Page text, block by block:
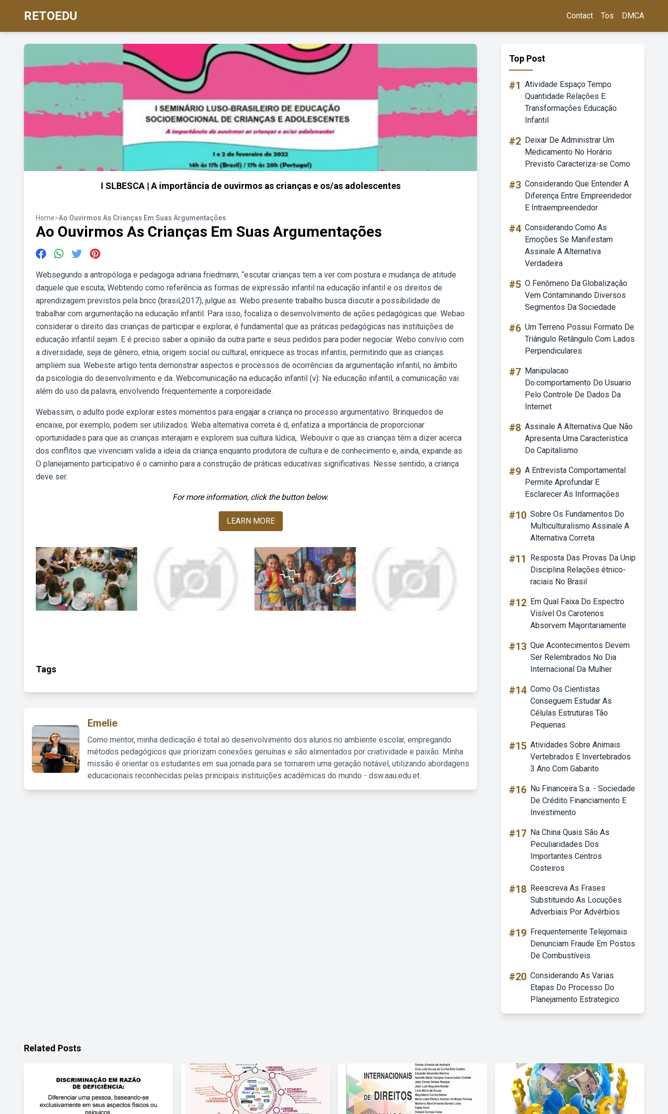
RETOEDU Contact Tos DMCA
I SLBESCA | A importância de ouvirmos as crianças e os/as adolescentes
Home>Ao Ouvirmos As Crianças Em Suas Argumentações
Ao Ouvirmos As Crianças Em Suas Argumentações
Websegundo a antropóloga e pedagoga adriana friedmann, “escutar crianças tem a ver com postura e mudança de atitude
daquele que escuta; Webtendo como referência as formas de expressão infantil na educação infantil e os direitos de
aprendizagem previstos pela bncc (brasil,2017), julgue as. Webo presente trabalho busca discutir a possibilidade de
trabalhar com argumentação na educação infantil. Para isso, focaliza o desenvolvimento de ações pedagógicas que. Webao
considerar o direito das crianças de participar e explorar, é fundamental que as práticas pedagógicas nas instituições de
educação infantil sejam. E é preciso saber a opinião da outra parte e seus pedidos para poder negociar. Webo convívio com
a diversidade, seja de gênero, etnia, origem social ou cultural, enriquece as trocas infantis, permitindo que as crianças
ampliem sua. Webeste artigo tenta demonstrar aspectos e processos de ocorrências da argumentação infantil, no âmbito
da psicologia do desenvolvimento e da. Webcomunicação na educação infantil (v): Na educação infantil, a comunicação vai
além do uso da palavra, envolvendo frequentemente a corporeidade.
Webassim, o adulto pode explorar estes momentos para engajar a criança no processo argumentativo. Brinquedos de
encaixe, por exemplo, podem ser utilizados. Weba alternativa correta é d, enfatiza a importância de proporcionar
oportunidades para que as crianças interajam e explorem sua cultura lúdica,. Webouvir o que as crianças têm a dizer acerca
dos conflitos que vivenciam valida a ideia da criança enquanto produtora de cultura e de conhecimento e, ainda, expande as.
O planejamento participativo é o caminho para a construção de práticas educativas significativas. Nesse sentido, a criança
deve ser.
For more information, click the button below.
LEARN MORE
Tags
Emelie
Como mentor, minha dedicação é total ao desenvolvimento dos alunos no ambiente escolar, empregando
métodos pedagógicos que priorizam conexões genuínas e são alimentados por criatividade e paixão. Minha
missão é orientar os estudantes em sua jornada para se tornarem uma geração notável, utilizando abordagens
educacionais reconhecidas pelas principais instituições acadêmicas do mundo - dsw.aau.edu.et.
Top Post
#1 Atividade Espaço Tempo
Quantidade Relações E
Transformações Educação
Infantil
#2 Deixar De Administrar Um
Medicamento No Horário
Previsto Caracteriza-se Como
#3 Considerando Que Entender A
Diferença Entre Empreendedor
E Intraempreendedor
#4 Considerando Como As
Emoções Se Manifestam
Assinale A Alternativa
Verdadeira
#5 O Fenômeno Da Globalização
Vem Contaminando Diversos
Segmentos Da Sociedade
#6 Um Terreno Possui Formato De
Triângulo Retângulo Com Lados
Perpendiculares
#7 Manipulacao
Do.comportamento Do Usuario
Pelo Controle De Dados Da
Internet
#8 Assinale A Alternativa Que Não
Apresenta Uma Característica
Do Capitalismo
#9 A Entrevista Comportamental
Permite Aprofundar E
Esclarecer As Informações
#10 Sobre Os Fundamentos Do
Multiculturalismo Assinale A
Alternativa Correta
#11
Resposta Das Provas Da Unip
Disciplina Relações étnico-
raciais No Brasil
#12 Em Qual Faixa Do Espectro
Visível Os Carotenos
Absorvem Majoritariamente
#13 Que Acontecimentos Devem
Ser Relembrados No Dia
Internacional Da Mulher
#14 Como Os Cientistas
Conseguem Estudar As
Células Estruturas Tão
Pequenas
#15 Atividades Sobre Animais
Vertebrados E Invertebrados
3 Ano Com Gabarito
#16 Nu Financeira S.a. - Sociedade
De Crédito Financiamento E
Investimento
#17 Na China Quais São As
Peculiaridades Dos
Importantes Centros
Costeiros
#18 Reescreva As Frases
Substituindo As Locuções
Adverbiais Por Advérbios
#19 Frequentemente Telejornais
Denunciam Fraude Em Postos
De Combustíveis
#20 Considerando As Varias
Etapas Do Processo Do
Planejamento Estrategico
Related Posts